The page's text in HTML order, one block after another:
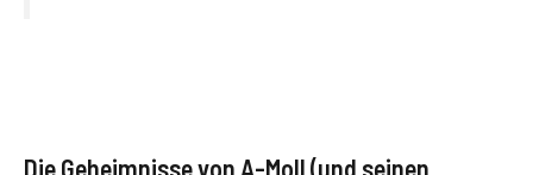
Die Geheimnisse von A-Moll (und seinen